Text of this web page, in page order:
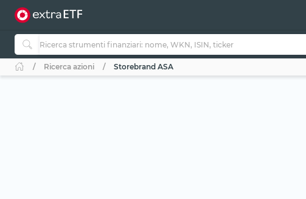
Ricerca azioni Storebrand ASA